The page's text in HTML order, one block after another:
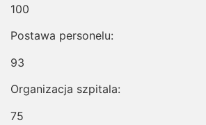
100
Postawa personelu:
93
Organizacja szpitala:
75